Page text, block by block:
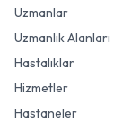
Uzmanlar
Uzmanlık Alanları
Hastalıklar
Hizmetler
Hastaneler